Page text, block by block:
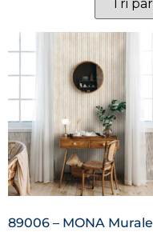
89006 – MONA Murale